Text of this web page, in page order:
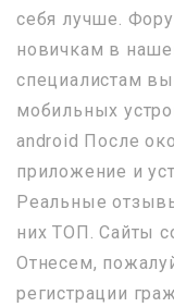
себя лучше.
новичкам в
специалистам
мобильных
android После
приложение и
Реальные
них ТОП. Сайты
Отнесем,
регистрации